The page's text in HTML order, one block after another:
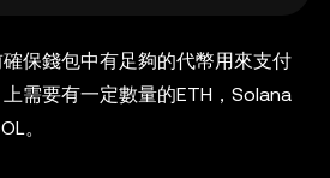
保錢包中有足夠的代幣用來支付
需要有一定數量的ETH，Solana
。